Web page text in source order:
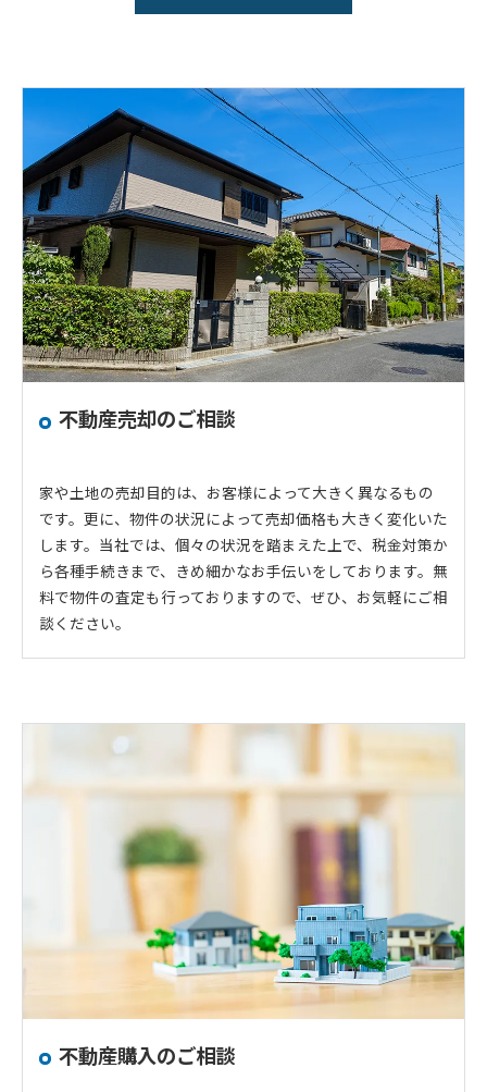
不動産売却のご相談
家や土地の売却目的は、お客様によって大きく異なるもの
です。更に、物件の状況によって売却価格も大きく変化いた
します。当社では、個々の状況を踏まえた上で、税金対策か
ら各種手続きまで、きめ細かなお手伝いをしております。無
料で物件の査定も行っておりますので、ぜひ、お気軽にご相
談ください。
不動産購入のご相談